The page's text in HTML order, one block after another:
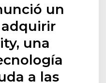
un
una
a las